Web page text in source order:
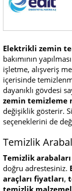
Elektrikli zemin
bakımının
işletme, alışveriş
içerisinde
dayanıklı gövdesi
zemin temizleme
değişiklik gösterir.
seçeneklerini de
Temizlik
Temizlik
doğru adrestesiniz.
araçları fiyatları,
temizlik